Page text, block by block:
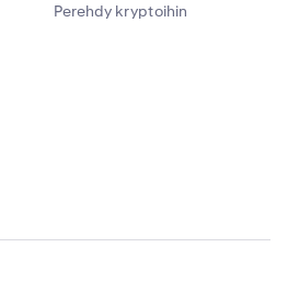
Perehdy kryptoihin